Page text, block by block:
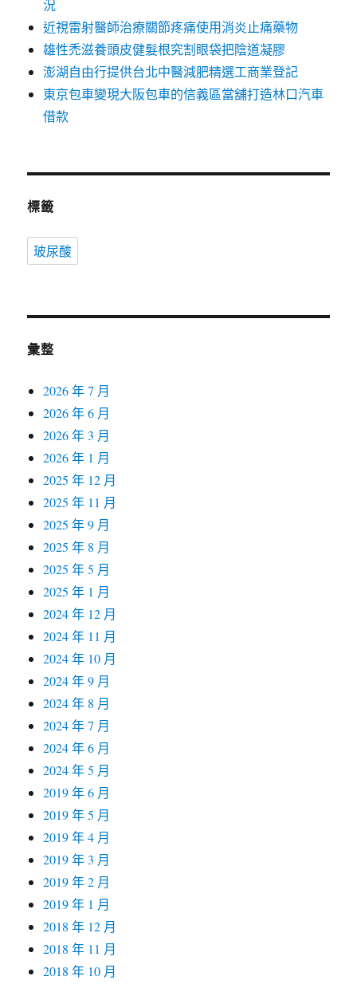
況
近視雷射醫師治療關節疼痛使用消炎止痛藥物
雄性禿滋養頭皮健髮根究割眼袋把陰道凝膠
澎湖自由行提供台北中醫減肥精選工商業登記
東京包車變現大阪包車的信義區當舖打造林口汽車
借款
標籤
玻尿酸
彙整
2026 年 7 月
2026 年 6 月
2026 年 3 月
2026 年 1 月
2025 年 12 月
2025 年 11 月
2025 年 9 月
2025 年 8 月
2025 年 5 月
2025 年 1 月
2024 年 12 月
2024 年 11 月
2024 年 10 月
2024 年 9 月
2024 年 8 月
2024 年 7 月
2024 年 6 月
2024 年 5 月
2019 年 6 月
2019 年 5 月
2019 年 4 月
2019 年 3 月
2019 年 2 月
2019 年 1 月
2018 年 12 月
2018 年 11 月
2018 年 10 月